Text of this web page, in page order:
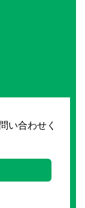
い合わせく